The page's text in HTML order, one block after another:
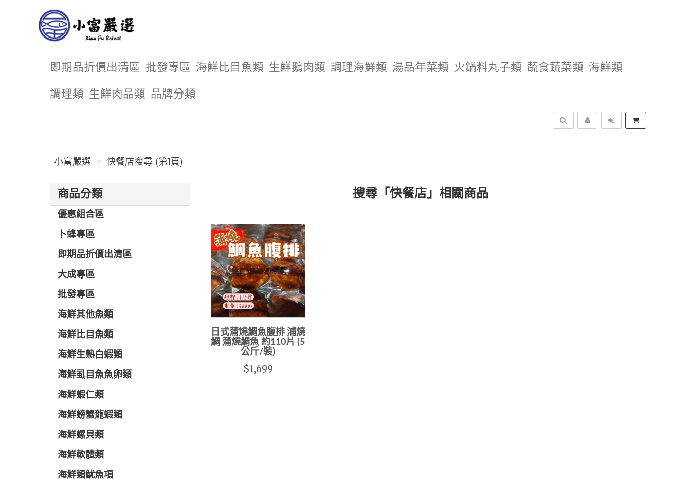
即期品折價出清區 批發專區 海鮮比目魚類 生鮮鵝肉類 調理海鮮類 湯品年菜類 火鍋料丸子類 蔬食蔬菜類 海鮮類
調理類 生鮮肉品類 品牌分類
搜尋
小富嚴選 快餐店搜尋 (第1頁)
商品分類
優惠組合區
卜蜂專區
即期品折價出清區
大成專區
批發專區
海鮮其他魚類
海鮮比目魚類
海鮮生熟白蝦類
海鮮虱目魚魚卵類
海鮮蝦仁類
海鮮螃蟹龍蝦類
海鮮螺貝類
海鮮軟體類
海鮮類魷魚項
搜尋「快餐店」相關商品
日式蒲燒鯛魚腹排 浦燒
鯛 蒲燒鯛魚 約110片 (5
公斤/裝)
$1,699